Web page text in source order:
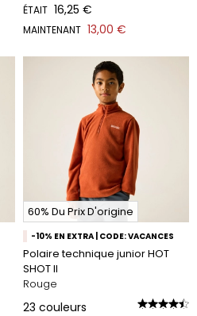
ÉTAIT 16,25 €
MAINTENANT 13,00 €
60% Du Prix D'origine
-10% EN EXTRA | CODE: VACANCES
Polaire technique junior HOT
SHOT II
Rouge
23 couleurs